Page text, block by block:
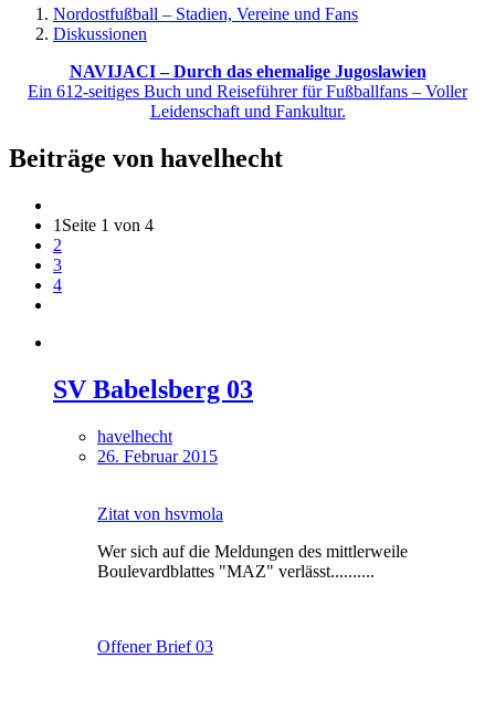
Nordostfußball – Stadien, Vereine und Fans
Diskussionen
NAVIJACI – Durch das ehemalige Jugoslawien
Ein 612-seitiges Buch und Reiseführer für Fußballfans – Voller
Leidenschaft und Fankultur.
Beiträge von havelhecht
1 Seite 1 von 4
2
3
4
SV Babelsberg 03
havelhecht
26. Februar 2015
Zitat von hsvmola
Wer sich auf die Meldungen des mittlerweile
Boulevardblattes "MAZ" verlässt..........
Offener Brief 03